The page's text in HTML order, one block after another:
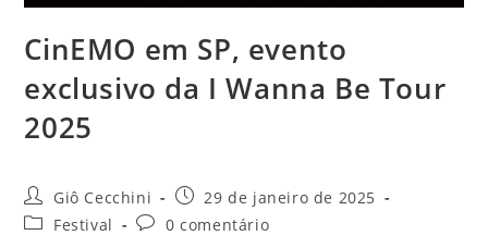
CinEMO em SP, evento
exclusivo da I Wanna Be Tour
2025
Autor
do
post:
Giô Cecchini
Post
publicado:
29 de janeiro de 2025
Categoria
Festival
Comentários
0 comentário